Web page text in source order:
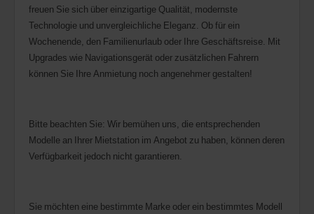
freuen Sie sich über einzigartige Qualität, modernste
Technologie und unvergleichliche Eleganz. Ob für ein
Wochenende, den Familienurlaub oder Ihre Geschäftsreise. Mit
Upgrades wie Navigationsgerät oder zusätzlichen Fahrern
können Sie Ihre Anmietung noch angenehmer gestalten!
Bitte beachten Sie: Wir bemühen uns, die entsprechenden
Modelle an Ihrer Mietstation im Angebot zu haben, können deren
Verfügbarkeit jedoch nicht garantieren.
Sie möchten eine bestimmte Marke oder ein bestimmtes Modell